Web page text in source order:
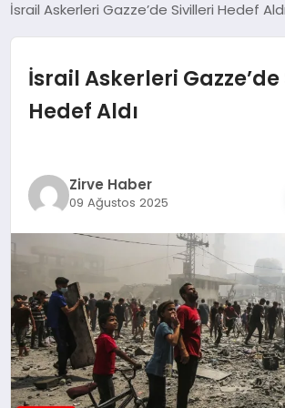
EKONOMI
MAGAZIN
KÜLTÜR & SANAT
SAĞLIK
SPOR
TEKNOLOJI
İsrail Askerleri Gazze’de Sivilleri Hedef Aldı
İsrail Askerleri
Hedef Aldı
Zirve Haber
09 Ağustos 2025